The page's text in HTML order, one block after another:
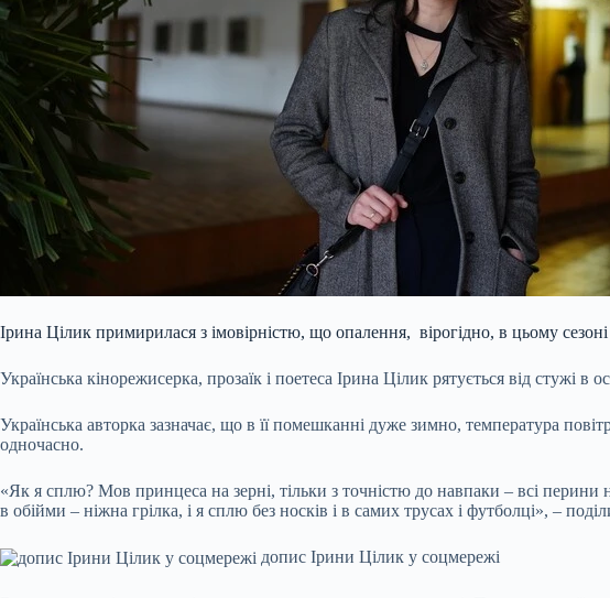
Ірина Цілик примирилася з імовірністю, що опалення, вірогідно, в цьому
Українська кінорежисерка, прозаїк і поетеса Ірина Цілик рятується від стужі
Українська авторка зазначає, що в її помешканні дуже зимно, температура
одночасно.
«Як я сплю? Мов принцеса на зерні, тільки з точністю до навпаки – всі
в обійми – ніжна грілка, і я сплю без носків і в самих трусах і футболці», –
допис Ірини Цілик у соцмережі